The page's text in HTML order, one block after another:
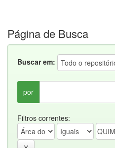
Página de Busca
Buscar em:
por
Filtros correntes: